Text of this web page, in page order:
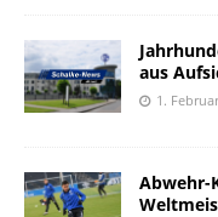
aus
1.
Abwehr-